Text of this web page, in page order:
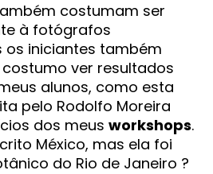
costumam ser
à fotógrafos
os iniciantes também
ver resultados
alunos, como esta
pelo Rodolfo Moreira
dos meus workshops.
México, mas ela foi
do Rio de Janeiro ?